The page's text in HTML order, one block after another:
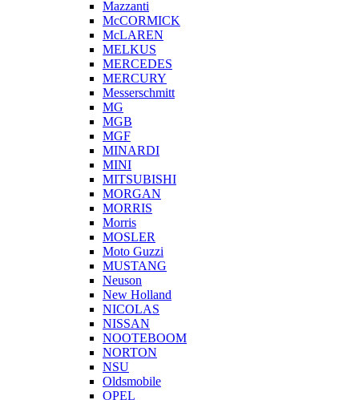
Mazzanti
McCORMICK
McLAREN
MELKUS
MERCEDES
MERCURY
Messerschmitt
MG
MGB
MGF
MINARDI
MINI
MITSUBISHI
MORGAN
MORRIS
Morris
MOSLER
Moto Guzzi
MUSTANG
Neuson
New Holland
NICOLAS
NISSAN
NOOTEBOOM
NORTON
NSU
Oldsmobile
OPEL